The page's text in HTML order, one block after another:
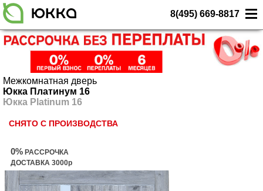
8(495) 669-8817
Межкомнатная дверь
Юкка Платинум 16
Юкка Platinum 16
СНЯТО С ПРОИЗВОДСТВА
0% РАССРОЧКА
ДОСТАВКА 3000р